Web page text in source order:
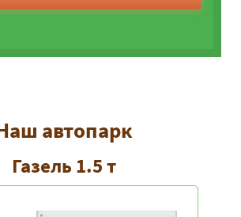
автопарк
Газель 1.5 т